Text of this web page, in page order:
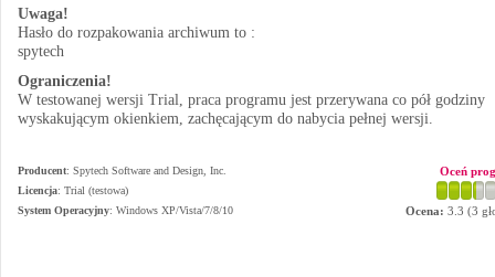
Uwaga!
Hasło do rozpakowania archiwum to :
spytech
Ograniczenia!
W testowanej wersji Trial, praca programu jest przerywana co pół godziny
wyskakującym okienkiem, zachęcającym do nabycia pełnej wersji.
Producent: Spytech Software and Design, Inc.
Licencja: Trial (testowa)
System Operacyjny: Windows XP/Vista/7/8/10
Oceń
Ocena: 3.3 (3